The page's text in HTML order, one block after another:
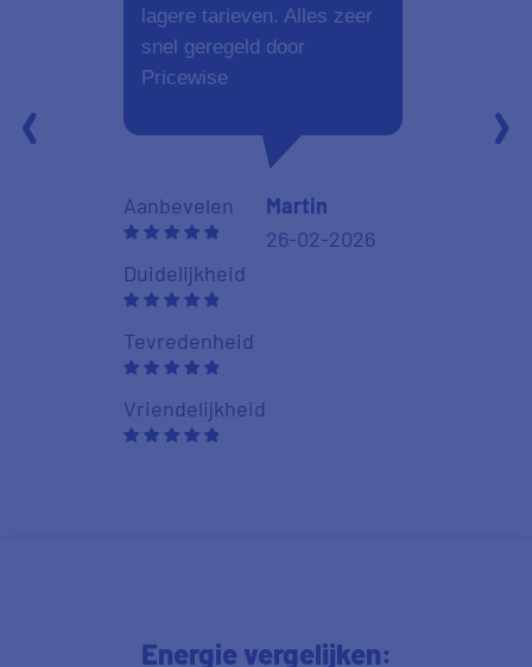
lagere tarieven. Alles zeer
snel geregeld door
Pricewise
Aanbevelen
Duidelijkheid
Tevredenheid
Vriendelijkheid
Martin
26-02-2026
Aanbevelen
Energie vergelijken: